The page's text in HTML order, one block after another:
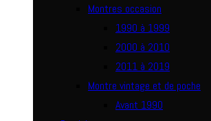
Montres occasion
1990 à 1999
2000 à 2010
2011 à 2019
Montre vintage et de poche
Avant 1990